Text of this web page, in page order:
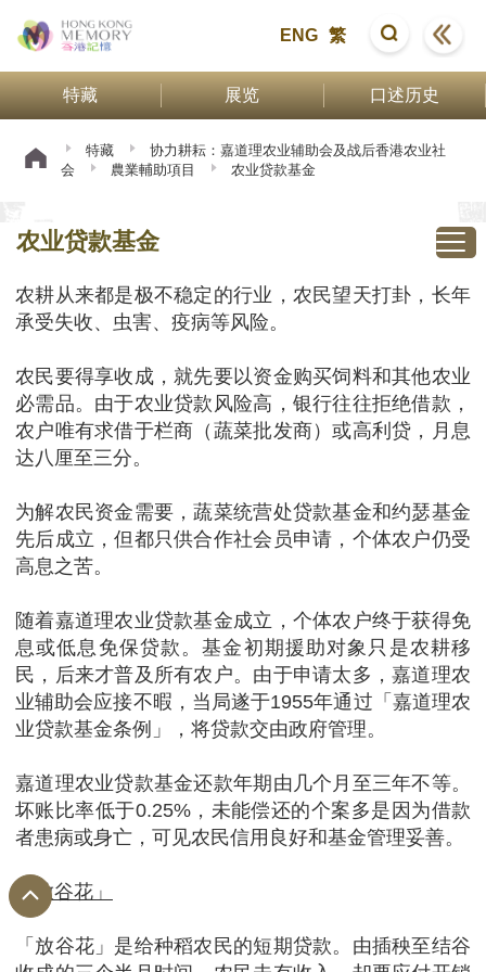
ENG 繁
特藏 展览 口述历史
特藏
协力耕耘：嘉道理农业辅助会及战后香港农业社
会
農業輔助項目 农业贷款基金
农业贷款基金
农耕从来都是极不稳定的行业，农民望天打卦，长年
承受失收、虫害、疫病等风险。
农民要得享收成，就先要以资金购买饲料和其他农业
必需品。由于农业贷款风险高，银行往往拒绝借款，
农户唯有求借于栏商（蔬菜批发商）或高利贷，月息
达八厘至三分。
为解农民资金需要，蔬菜统营处贷款基金和约瑟基金
先后成立，但都只供合作社会员申请，个体农户仍受
高息之苦。
随着嘉道理农业贷款基金成立，个体农户终于获得免
息或低息免保贷款。基金初期援助对象只是农耕移
民，后来才普及所有农户。由于申请太多，嘉道理农
业辅助会应接不暇，当局遂于1955年通过「嘉道理农
业贷款基金条例」，将贷款交由政府管理。
嘉道理农业贷款基金还款年期由几个月至三年不等。
坏账比率低于0.25%，未能偿还的个案多是因为借款
者患病或身亡，可见农民信用良好和基金管理妥善。
「放谷花」
「放谷花」是给种稻农民的短期贷款。由插秧至结谷